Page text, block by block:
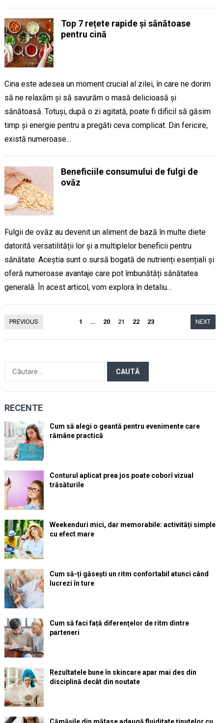
Top 7 rețete rapide și sănătoase
pentru cină
Cina este adesea un moment crucial al zilei, în care ne dorim
să ne relaxăm și să savurăm o masă delicioasă și
sănătoasă. Totuși, după o zi agitată, poate fi dificil să găsim
timp și energie pentru a pregăti ceva complicat. Din fericire,
există numeroase…
Beneficiile consumului de fulgi de
ovăz
Fulgii de ovăz au devenit un aliment de bază în multe diete
datorită versatilității lor și a multiplelor beneficii pentru
sănătate. Aceștia sunt o sursă bogată de nutrienți esențiali și
oferă numeroase avantaje care pot îmbunătăți sănătatea
generală. În acest articol, vom explora în detaliu…
Paginație
PREVIOUS 1 … 20 21 22 23 NEXT
Caută
după:
RECENTE
Cum să alegi o geantă pentru evenimente care
rămâne practică
Conturul aplicat prea jos poate coborî vizual
trăsăturile
Weekenduri mici, dar memorabile: activități simple
cu efect mare
Cum să-ți găsești un ritm confortabil atunci când
lucrezi în ture
Cum să faci față diferențelor de ritm dintre
parteneri
Rezultatele bune în skincare apar mai des din
disciplină decât din noutate